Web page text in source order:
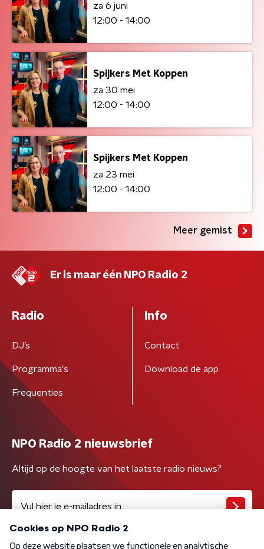
za 6 juni
12:00 - 14:00
Spijkers Met Koppen
za 30 mei
12:00 - 14:00
Spijkers Met Koppen
za 23 mei
12:00 - 14:00
Meer gemist
Er is maar één NPO Radio 2
Radio
DJ’s
Programma's
Frequenties
Info
Contact
Download de app
NPO Radio 2 nieuwsbrief
Altijd op de hoogte van het laatste radio nieuws?